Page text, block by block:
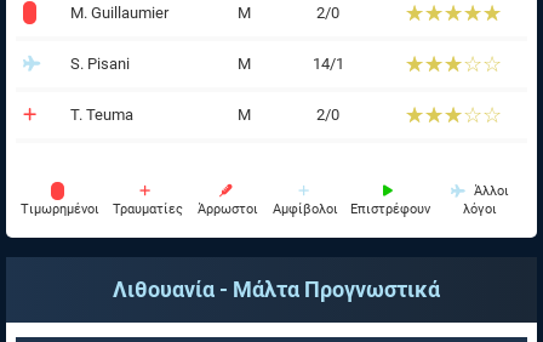
M. Guillaumier Μ 2/0 ☆☆☆☆☆
★★★★★
S. Pisani Μ 14/1 ☆☆☆☆☆
★★★★★
T. Teuma Μ 2/0 ☆☆☆☆☆
★★★★★
Tιμωρημένοι Τραυματίες Άρρωστοι Αμφίβολοι Επιστρέφουν
Άλλοι
λόγοι
Λιθουανία - Μάλτα Προγνωστικά